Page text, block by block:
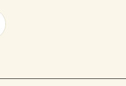
レシピ